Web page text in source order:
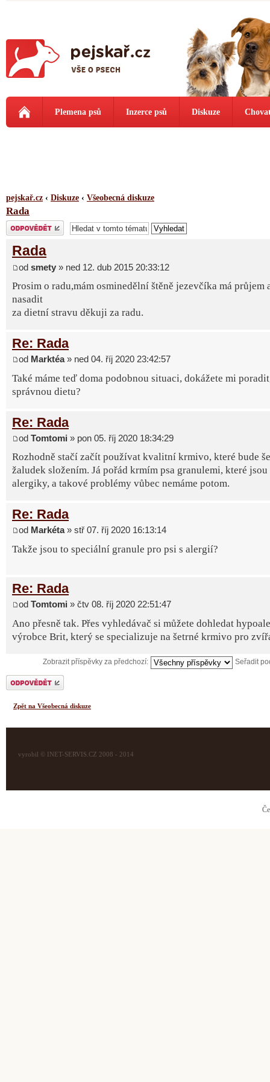
Plemena psů Inzerce psů Diskuze
pejskař.cz ‹ Diskuze ‹ Všeobecná diskuze
Rada
Odeslat odpověď
Rada
od smety » ned 12. dub 2015 20:33:12
Prosim o radu,mám osminedělní štěně jezevčíka má průjem
nasadit
za dietní stravu děkuji za radu.
Re: Rada
od Marktéa» ned 04. říj 2020 23:42:57
Také máme teď doma podobnou situaci, dokážete mi
správnou dietu?
Re: Rada
od Tomtomi » pon 05. říj 2020 18:34:29
Rozhodně stačí začít používat kvalitní krmivo, které bude
žaludek složením. Já pořád krmím psa granulemi, které
alergiky, a takové problémy vůbec nemáme potom.
Re: Rada
od Markéta» stř 07. říj 2020 16:13:14
Takže jsou to speciální granule pro psi s alergií?
Re: Rada
od Tomtomi » čtv 08. říj 2020 22:51:47
Ano přesně tak. Přes vyhledávač si můžete dohledat
výrobce Brit, který se specializuje na šetrné krmivo pro
Zobrazit příspěvky za předchozí: Seřadit
Odeslat odpověď
Zpět na Všeobecná diskuze
vyrobil © INET-SERVIS.CZ 2008 - 2014